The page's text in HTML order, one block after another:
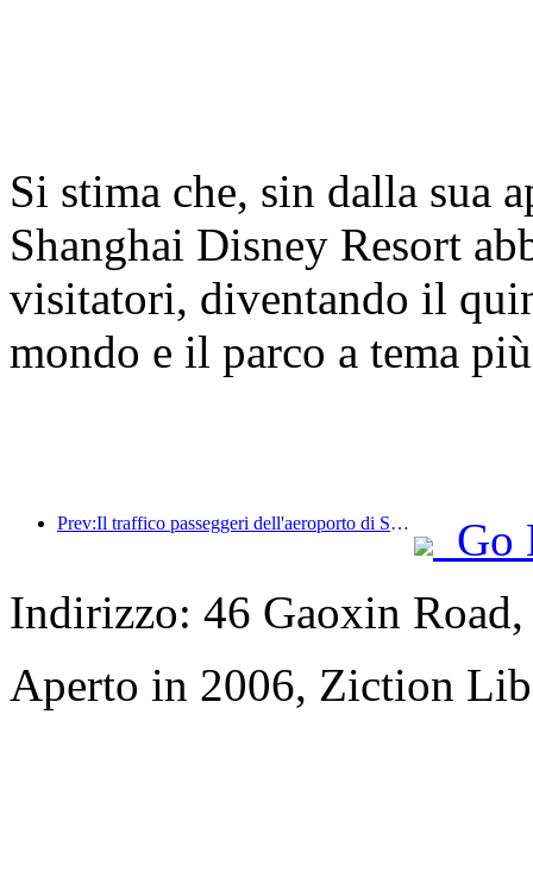
Si stima che, sin dalla sua
Shanghai Disney Resort
visitatori, diventando il
mondo e il parco a tema
Prev:Il traffico passeggeri dell'aeroporto di Shenzhen ha superato i 3 milioni quest'anno, stabilendo un nuovo record per lo stesso periodo.
Go
Indirizzo: 46 Gaoxin
Aperto in 2006, Ziction